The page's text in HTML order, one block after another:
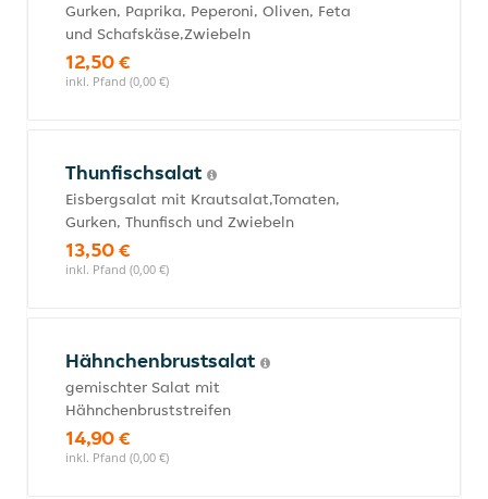
Gurken, Paprika, Peperoni, Oliven, Feta
und Schafskäse,Zwiebeln
12,50 €
inkl. Pfand (0,00 €)
Thunfischsalat
Eisbergsalat mit Krautsalat,Tomaten,
Gurken, Thunfisch und Zwiebeln
13,50 €
inkl. Pfand (0,00 €)
Hähnchenbrustsalat
gemischter Salat mit
Hähnchenbruststreifen
14,90 €
inkl. Pfand (0,00 €)